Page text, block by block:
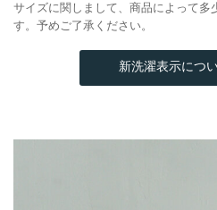
サイズに関しまして、商品によって多
す。予めご了承ください。
新洗濯表示につ